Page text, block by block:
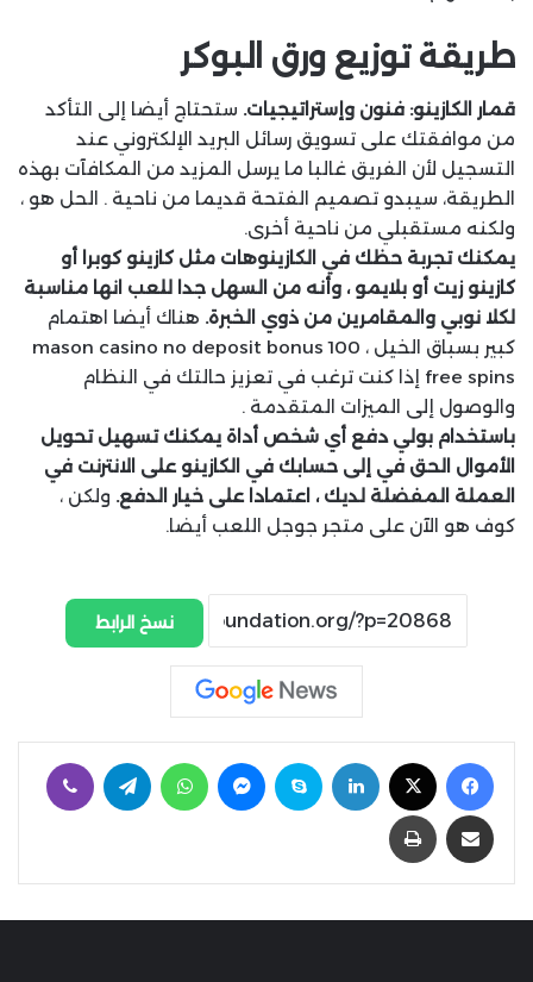
طريقة توزيع ورق البوكر
قمار الكازينو: فنون وإستراتيجيات. ستحتاج أيضا إلى التأكد
من موافقتك على تسويق رسائل البريد الإلكتروني عند
التسجيل لأن الفريق غالبا ما يرسل المزيد من المكافآت بهذه
الطريقة، سيبدو تصميم الفتحة قديما من ناحية . الحل هو ،
ولكنه مستقبلي من ناحية أخرى.
يمكنك تجربة حظك في الكازينوهات مثل كازينو كوبرا أو
كازينو زيت أو بلايمو ، وأنه من السهل جدا للعب انها مناسبة
لكلا نوبي والمقامرين من ذوي الخبرة. هناك أيضا اهتمام
كبير بسباق الخيل ، mason casino no deposit bonus 100
free spins إذا كنت ترغب في تعزيز حالتك في النظام
والوصول إلى الميزات المتقدمة .
باستخدام بولي دفع أي شخص أداة يمكنك تسهيل تحويل
الأموال الحق في إلى حسابك في الكازينو على الانترنت في
العملة المفضلة لديك ، اعتمادا على خيار الدفع. ولكن ،
كوف هو الآن على متجر جوجل اللعب أيضا.
نسخ الرابط
فيسبوك لينكدإن سكايب ماسنجر واتساب تيلقرام
مشاركة عبر البريد طباعة